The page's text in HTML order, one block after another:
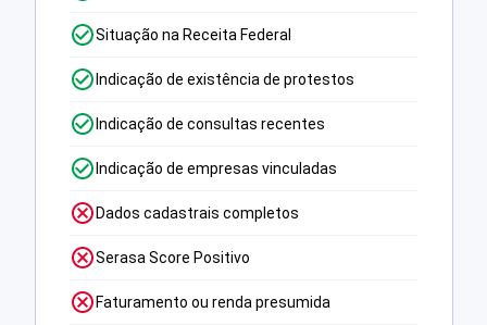
Situação na Receita Federal
Indicação de existência de protestos
Indicação de consultas recentes
Indicação de empresas vinculadas
Dados cadastrais completos
Serasa Score Positivo
Faturamento ou renda presumida